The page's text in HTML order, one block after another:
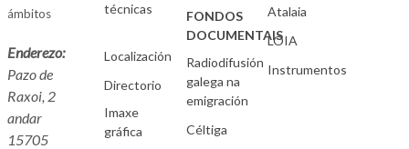
ámbitos
Enderezo:
Pazo de
Raxoi, 2
andar
15705
técnicas
Localización
Directorio
Imaxe
gráfica
FONDOS
DOCUMENTAIS
Radiodifusión
galega na
emigración
Céltiga
Atalaia
LOIA
Instrumentos